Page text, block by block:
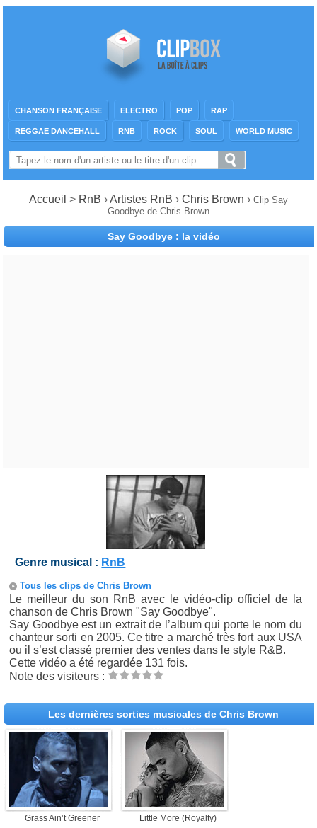
CHANSON FRANÇAISE ELECTRO POP RAP
REGGAE DANCEHALL RNB ROCK SOUL WORLD MUSIC
Accueil > RnB ›Artistes RnB › Chris Brown › Clip Say
Goodbye de Chris Brown
Say Goodbye : la vidéo
Genre musical : RnB
Tous les clips de Chris Brown
Le meilleur du son RnB avec le vidéo-clip officiel de la
chanson de Chris Brown "Say Goodbye".
Say Goodbye est un extrait de l’album qui porte le nom du
chanteur sorti en 2005. Ce titre a marché très fort aux USA
ou il s’est classé premier des ventes dans le style R&B.
Cette vidéo a été regardée 131 fois.
Note des visiteurs :
Les dernières sorties musicales de Chris Brown
Grass Ain’t Greener Little More (Royalty)